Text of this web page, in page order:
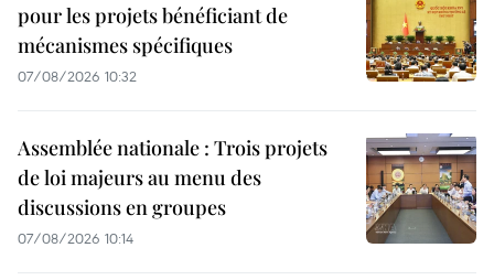
pour les projets bénéficiant de
mécanismes spécifiques
07/08/2026 10:32
Assemblée nationale : Trois projets
de loi majeurs au menu des
discussions en groupes
07/08/2026 10:14